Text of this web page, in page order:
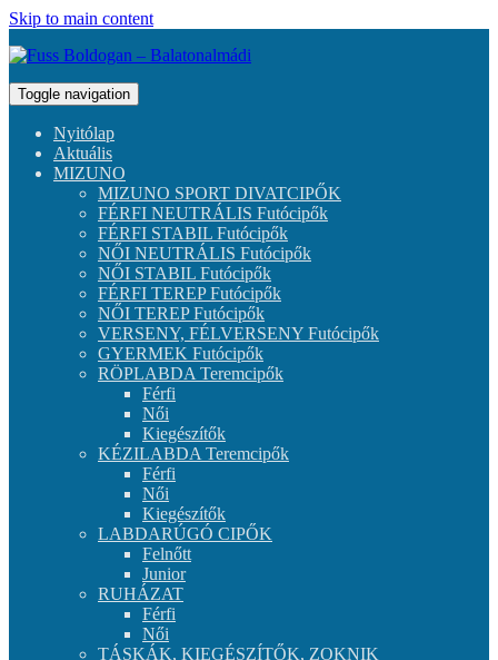
Skip to main content
Toggle navigation
Nyitólap
Aktuális
MIZUNO
MIZUNO SPORT DIVATCIPŐK
FÉRFI NEUTRÁLIS Futócipők
FÉRFI STABIL Futócipők
NŐI NEUTRÁLIS Futócipők
NŐI STABIL Futócipők
FÉRFI TEREP Futócipők
NŐI TEREP Futócipők
VERSENY, FÉLVERSENY Futócipők
GYERMEK Futócipők
RÖPLABDA Teremcipők
Férfi
Női
Kiegészítők
KÉZILABDA Teremcipők
Férfi
Női
Kiegészítők
LABDARÚGÓ CIPŐK
Felnőtt
Junior
RUHÁZAT
Férfi
Női
TÁSKÁK, KIEGÉSZÍTŐK, ZOKNIK